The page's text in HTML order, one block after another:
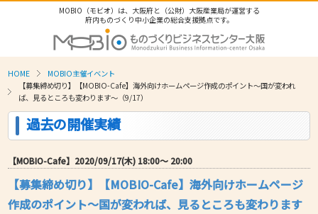
MOBIO（モビオ）は、大阪府と（公財）大阪産業局が運営する
府内ものづくり中小企業の総合支援拠点です。
HOME
MOBIO主催イベント
【募集締め切り】【MOBIO-Cafe】海外向けホームページ作成のポイント～国が変われ
ば、見るところも変わります～（9/17）
過去の開催実績
【MOBIO-Cafe】2020/09/17(木) 18:00〜 20:00
【募集締め切り】【MOBIO-Cafe】海外向けホームページ
作成のポイント～国が変われば、見るところも変わります